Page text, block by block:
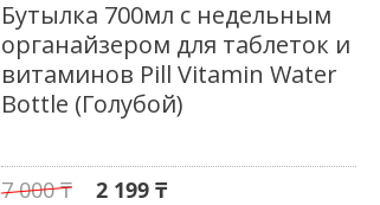
Бутылка 700мл с недельным
органайзером для таблеток и
витаминов Pill Vitamin Water
Bottle (Голубой)
7 000 ₸ 2 199 ₸